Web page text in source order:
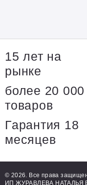
15 лет на
рынке
более 20 000
товаров
Гарантия 18
месяцев
© 2026. Все права
ИП ЖУРАВЛЕВА НАТАЛЬЯ